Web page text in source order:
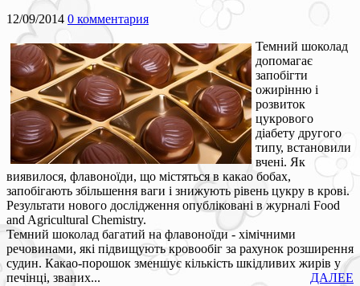
12/09/2014 0 комментария
Темний шоколад
допомагає
запобігти
ожирінню і
розвиток
цукрового
діабету другого
типу, встановили
вчені. Як
виявилося, флавоноїди, що містяться в какао бобах,
запобігають збільшення ваги і знижують рівень цукру в крові.
Результати нового дослідження опубліковані в журналі Food
and Agricultural Chemistry.
Темний шоколад багатий на флавоноїди - хімічними
речовинами, які підвищують кровообіг за рахунок розширення
судин. Какао-порошок зменшує кількість шкідливих жирів у
печінці, званих...
ДАЛЕЕ